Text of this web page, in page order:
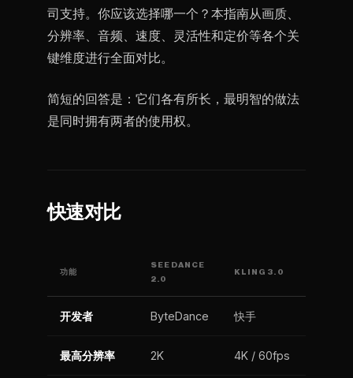
司支持。你应该选择哪一个？本指南从画质、
分辨率、音频、速度、灵活性和定价等各个关
键维度进行全面对比。
简短的回答是：它们各有所长，最明智的做法
是同时拥有两者的使用权。
快速对比
功能
SEEDANCE
2.0
KLING 3.0
开发者 ByteDance 快手
最高分辨率 2K 4K / 60fps